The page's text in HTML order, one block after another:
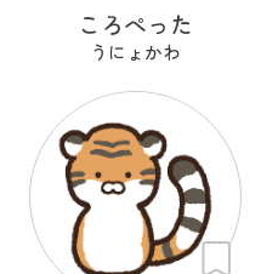
ころぺった
うにょかわ